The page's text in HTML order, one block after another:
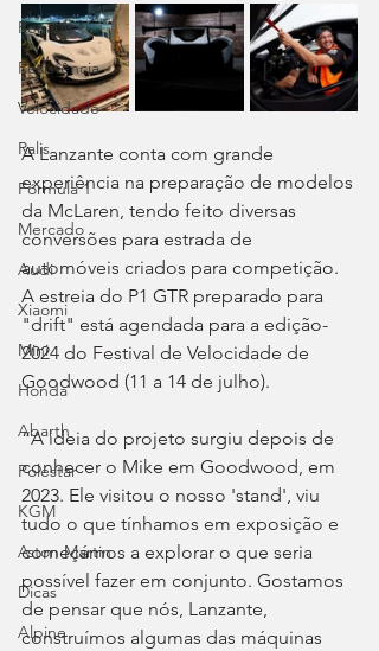
Renault
Resistência
Velocidade
Ralis
Fórmula 1
Mercado
Audi
Xiaomi
Mini
Honda
Abarth
Polestar
KGM
Aston Martin
Dicas
Alpine
A Lanzante conta com grande
experiência na preparação de modelos
da McLaren, tendo feito diversas
conversões para estrada de
automóveis criados para competição.
A estreia do P1 GTR preparado para
"drift" está agendada para a edição-
2024 do Festival de Velocidade de
Goodwood (11 a 14 de julho).
“A ideia do projeto surgiu depois de
conhecer o Mike em Goodwood, em
2023. Ele visitou o nosso 'stand', viu
tudo o que tínhamos em exposição e
começámos a explorar o que seria
possível fazer em conjunto. Gostamos
de pensar que nós, Lanzante,
construímos algumas das máquinas